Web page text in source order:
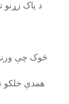
د پاک زړنو
څوک چې
همدې خلکو